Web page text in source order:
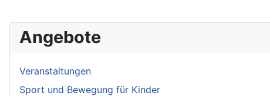
Angebote
Veranstaltungen
Sport und Bewegung für Kinder